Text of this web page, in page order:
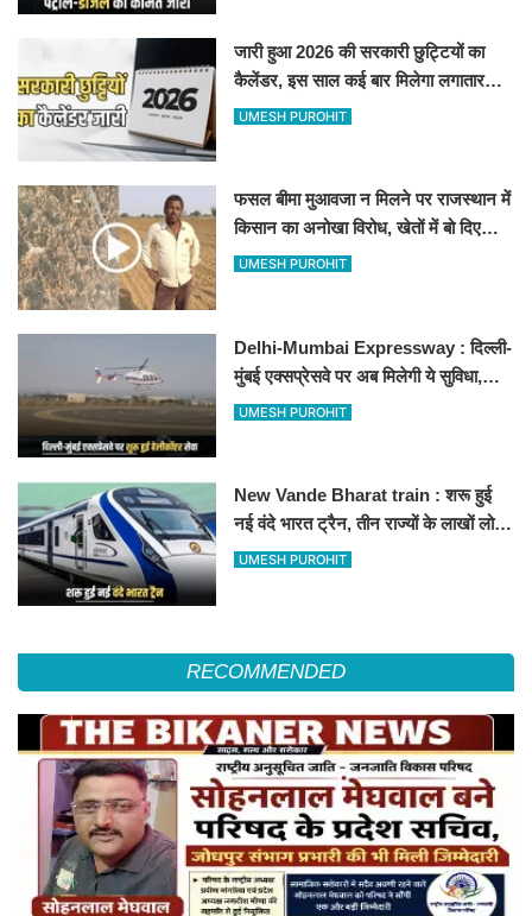
जारी हुआ 2026 की सरकारी छुट्टियों का
कैलेंडर, इस साल कई बार मिलेगा लगातार
अवकाश, देखें
UMESH PUROHIT
फसल बीमा मुआवजा न मिलने पर राजस्थान में
किसान का अनोखा विरोध, खेतों में बो दिए
500-500 रुपए के नोट, वीडियो वायरल
UMESH PUROHIT
Delhi-Mumbai Expressway : दिल्ली-
मुंबई एक्सप्रेसवे पर अब मिलेगी ये सुविधा,
हेलीकॉप्टर सर्विस से तुरंत घायल पहुंचेगा
UMESH PUROHIT
New Vande Bharat train : शरू हुई
नई वंदे भारत ट्रैन, तीन राज्यों के लाखों लोगों
का सफर होगा आसान, देखें पूरा रूटमैप
UMESH PUROHIT
RECOMMENDED